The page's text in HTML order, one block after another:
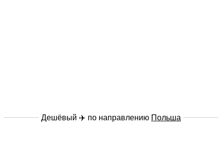
Дешёвый ✈️ по направлению Польша